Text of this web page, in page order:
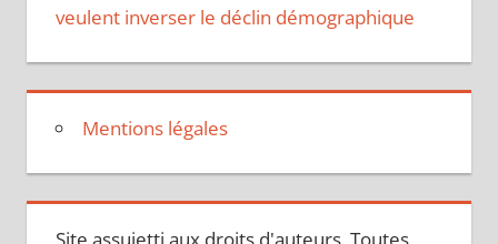
veulent inverser le déclin démographique
Mentions légales